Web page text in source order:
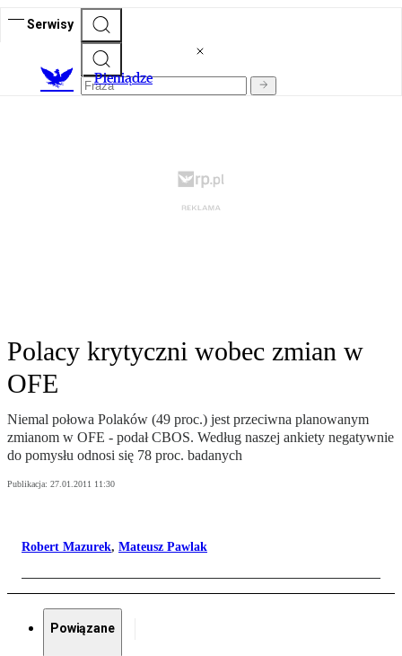
Serwisy
Pieniądze
Polacy krytyczni wobec zmian w
OFE
Niemal połowa Polaków (49 proc.) jest przeciwna planowanym
zmianom w OFE - podał CBOS. Według naszej ankiety negatywnie
do pomysłu odnosi się 78 proc. badanych
Publikacja: 27.01.2011 11:30
Robert Mazurek, Mateusz Pawlak
Powiązane